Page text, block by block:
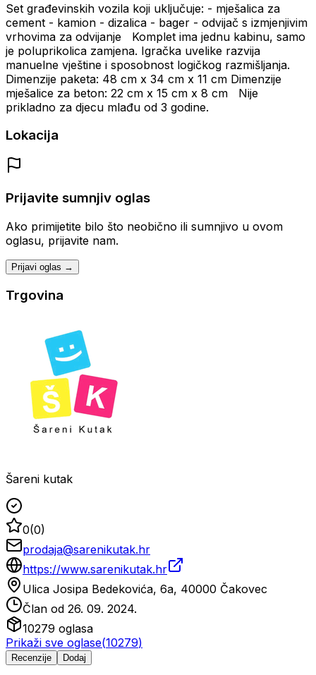
Set građevinskih vozila koji uključuje: - mješalica za
cement - kamion - dizalica - bager - odvijač s izmjenjivim
vrhovima za odvijanje Komplet ima jednu kabinu, samo
je poluprikolica zamjena. Igračka uvelike razvija
manuelne vještine i sposobnost logičkog razmišljanja.
Dimenzije paketa: 48 cm x 34 cm x 11 cm Dimenzije
mješalice za beton: 22 cm x 15 cm x 8 cm Nije
prikladno za djecu mlađu od 3 godine.
Lokacija
Prijavite sumnjiv oglas
Ako primijetite bilo što neobično ili sumnjivo u ovom
oglasu, prijavite nam.
Prijavi oglas →
Trgovina
Šareni kutak
0(0)
prodaja@sarenikutak.hr
https://www.sarenikutak.hr
Ulica Josipa Bedekovića, 6a, 40000 Čakovec
Član od 26. 09. 2024.
10279 oglasa
Prikaži sve oglase(10279)
Recenzije Dodaj